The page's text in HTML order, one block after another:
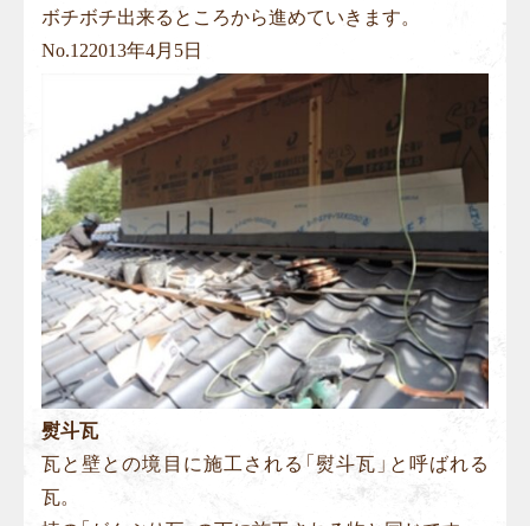
ボチボチ出来るところから進めていきます。
No.122013年4月5日
熨斗瓦
瓦と壁との境目に施工される「熨斗瓦」と呼ばれる
瓦。